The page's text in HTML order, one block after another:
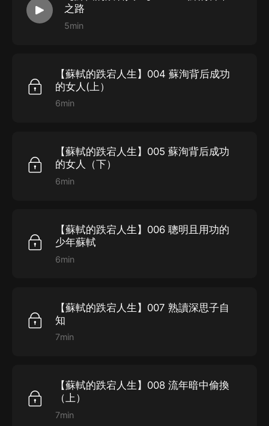
之路
5min
【蘇軾的跌宕人生】004 蘇洵背后成功
的女人(上）
6min
【蘇軾的跌宕人生】005 蘇洵背后成功
的女人（下）
6min
【蘇軾的跌宕人生】006 聰明且用功的
少年蘇軾
6min
【蘇軾的跌宕人生】007 熟讀深思子自
知
7min
【蘇軾的跌宕人生】008 流年暗中偷換
（上）
7min